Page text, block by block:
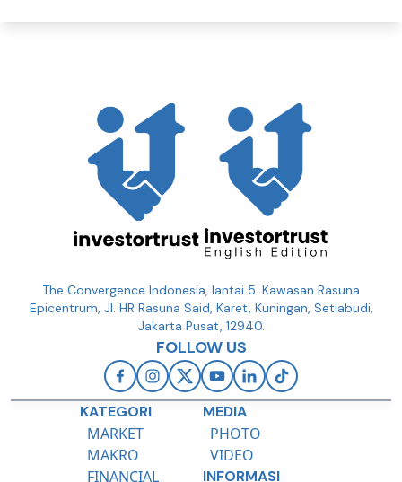
The Convergence Indonesia, lantai 5. Kawasan Rasuna
Epicentrum, Jl. HR Rasuna Said, Karet, Kuningan, Setiabudi,
Jakarta Pusat, 12940.
FOLLOW US
KATEGORI
MARKET
MAKRO
FINANCIAL
MEDIA
PHOTO
VIDEO
INFORMASI